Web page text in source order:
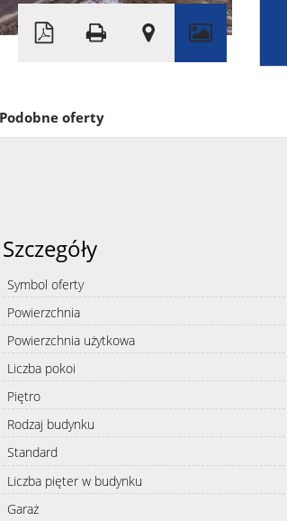
Leaflet|© MapTiler ©OpenStreetMap contributors
Podobne oferty
Szczegóły
Symbol oferty
Powierzchnia
Powierzchnia użytkowa
Liczba pokoi
Piętro
Rodzaj budynku
Standard
Liczba pięter w budynku
Garaż